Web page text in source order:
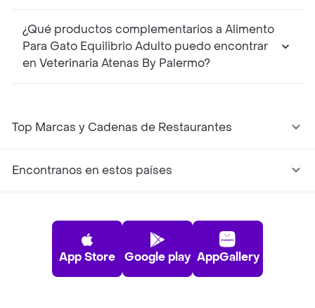
¿Qué productos complementarios a Alimento
Para Gato Equilibrio Adulto puedo encontrar
en Veterinaria Atenas By Palermo?
Top Marcas y Cadenas de Restaurantes
Encontranos en estos países
App Store Google play AppGallery